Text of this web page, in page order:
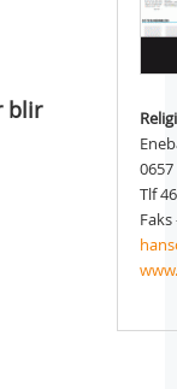
blir
0657
Tlf
Faks